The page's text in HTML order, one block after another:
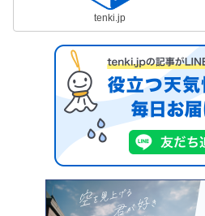
tenki.jp